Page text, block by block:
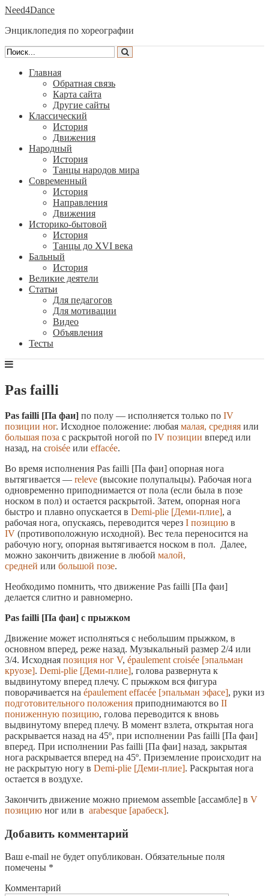
Need4Dance
Энциклопедия по хореографии
Главная
Обратная связь
Карта сайта
Другие сайты
Классический
История
Движения
Народный
История
Танцы народов мира
Современный
История
Направления
Движения
Историко-бытовой
История
Танцы до XVI века
Бальный
История
Великие деятели
Статьи
Для педагогов
Для мотивации
Видео
Объявления
Тесты
Pas failli
Pas failli [Па фаи] по полу — исполняется только по IV
позиции ног. Исходное положение: любая малая, средняя или
большая поза с раскрытой ногой по IV позиции вперед или
назад, на croisée или effacée.
Во время исполнения Pas failli [Па фаи] опорная нога
вытягивается — releve (высокие полупальцы). Рабочая нога
одновременно приподнимается от пола (если была в позе
носком в пол) и остается раскрытой. Затем, опорная нога
быстро и плавно опускается в Demi-plie [Деми-плие], а
рабочая нога, опускаясь, переводится через I позицию в
IV (противоположную исходной). Вес тела переносится на
рабочую ногу, опорная вытягивается носком в пол. Далее,
можно закончить движение в любой малой,
средней или большой позе.
Необходимо помнить, что движение Pas failli [Па фаи]
делается слитно и равномерно.
Pas failli [Па фаи] с прыжком
Движение может исполняться с небольшим прыжком, в
основном вперед, реже назад. Музыкальный размер 2/4 или
3/4. Исходная позиция ног V, épaulement croisée [эпальман
круозе]. Demi-plie [Деми-плие], голова развернута к
выдвинутому вперед плечу. С прыжком вся фигура
поворачивается на épaulement effacée [эпальман эфасе], руки из
подготовительного положения приподнимаются во II
пониженную позицию, голова переводится к вновь
выдвинутому вперед плечу. В момент взлета, открытая нога
раскрывается назад на 45º, при исполнении Pas failli [Па фаи]
вперед. При исполнении Pas failli [Па фаи] назад, закрытая
нога раскрывается вперед на 45º. Приземление происходит на
не раскрытую ногу в Demi-plie [Деми-плие]. Раскрытая нога
остается в воздухе.
Закончить движение можно приемом assemble [ассамбле] в V
позицию ног или в arabesque [арабеск].
Добавить комментарий
Ваш e-mail не будет опубликован. Обязательные поля
помечены *
Комментарий